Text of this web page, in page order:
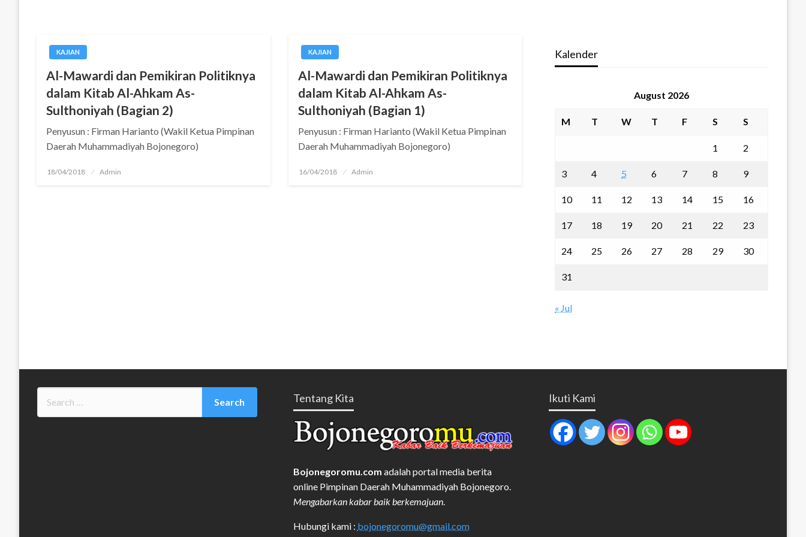
KAJIAN
Al-Mawardi dan Pemikiran Politiknya
dalam Kitab Al-Ahkam As-
Sulthoniyah (Bagian 2)
Penyusun : Firman Harianto (Wakil Ketua Pimpinan
Daerah Muhammadiyah Bojonegoro)
Posted
18/04/2018 Admin
KAJIAN
Al-Mawardi dan Pemikiran Politiknya
dalam Kitab Al-Ahkam As-
Sulthoniyah (Bagian 1)
Penyusun : Firman Harianto (Wakil Ketua Pimpinan
Daerah Muhammadiyah Bojonegoro)
Posted
16/04/2018 Admin
Kalender
August 2026
M T W T F S S
1 2
3 4 5 6 7 8 9
10 11 12 13 14 15 16
17 18 19 20 21 22 23
24 25 26 27 28 29 30
31
« Jul
Tentang Kita
Bojonegoromu.com adalah portal media berita
online Pimpinan Daerah Muhammadiyah Bojonegoro.
Mengabarkan kabar baik berkemajuan.
Hubungi kami : bojonegoromu@gmail.com
Ikuti Kami